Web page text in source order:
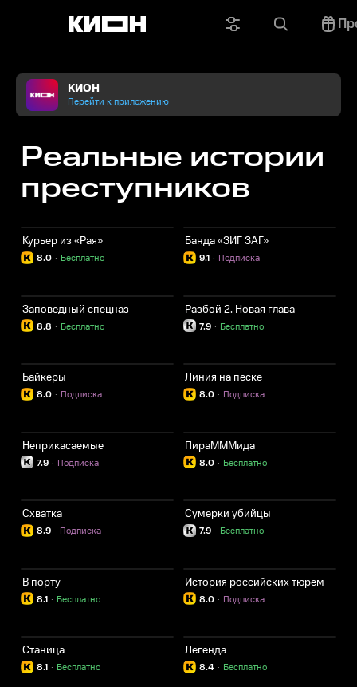
КИОН
Перейти к приложению
Реальные истории
преступников
Курьер из «Рая»
8.0 Бесплатно
·
Банда «ЗИГ ЗАГ»
9.1 Подписка
·
Заповедный спецназ
8.8 Бесплатно
·
Разбой 2. Новая глава
7.9 Бесплатно
·
Байкеры
8.0 Подписка
·
Линия на песке
8.0 Подписка
·
Неприкасаемые
7.9 Подписка
·
ПираМММида
8.0 Бесплатно
·
Схватка
8.9 Подписка
·
Сумерки убийцы
7.9 Бесплатно
·
В порту
8.1 Бесплатно
·
История российских тюрем
8.0 Подписка
·
Станица
8.1 Бесплатно
·
Легенда
8.4 Бесплатно
·